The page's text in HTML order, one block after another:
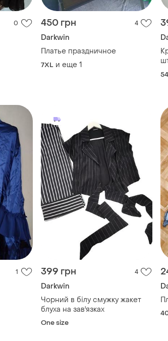
0
450 грн 4
Darkwin
Платье праздничное
7XL и еще 1
54
1 399 грн 4
Darkwin
Чорний в білу смужку жакет
блуха на зав'язках
One size